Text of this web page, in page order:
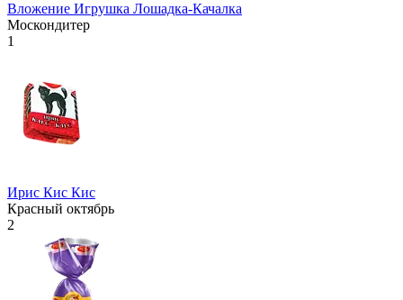
Вложение Игрушка Лошадка-Качалка
Москондитер
1
Ирис Кис Кис
Красный октябрь
2